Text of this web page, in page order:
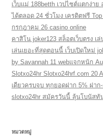
เว็บแม่ 188betth เวปไซต์แตกง่า
ได้ตลอด 24 ชั่วโมง เครดิตฟรี
กรกฎาคม 26 casino online
คาสิโน joker123 สล็อตเว็บตรง
เล่นเยอะที่สุดตอนนี้ เว็บเปิดใหม่
by Savannah 11 webแจกหนัก
Slotxo24hr Slotxo24hrf.com 20
เดียวครบจบ ทุกยอดฝาก 5% ฝาก
slotxo24hr สมัครวันนี้ ลุ้นโบนัสทั
หมวดหมู่